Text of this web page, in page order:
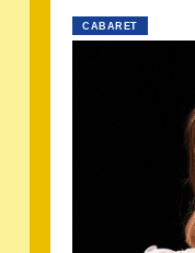
CABARET